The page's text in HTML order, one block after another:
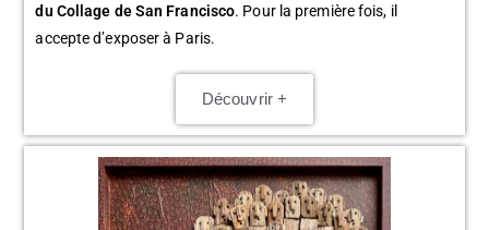
du Collage de San Francisco. Pour la première fois, il
accepte d’exposer à Paris.
Découvrir +